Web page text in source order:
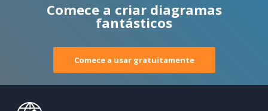
Comece a criar diagramas
fantásticos
Comece a usar gratuitamente